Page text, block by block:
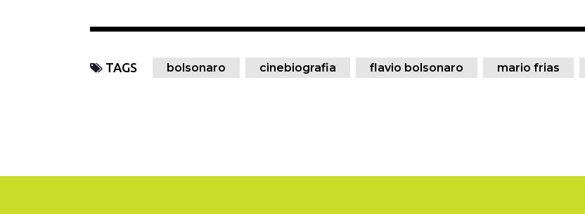
TAGS bolsonaro cinebiografia flavio bolsonaro mario frias